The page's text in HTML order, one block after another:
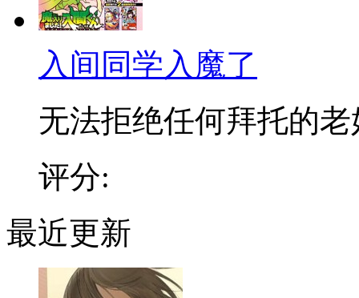
入间同学入魔了
无法拒绝任何拜托的老
评分:
最近更新